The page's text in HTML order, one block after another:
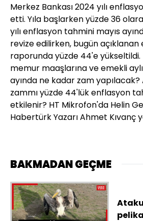
Merkez Bankası 2024 yılı
etti. Yıla başlarken yüzde 36
yılı enflasyon tahmini mayıs
revize edilirken, bugün
raporunda yüzde 44'e
memur maaşlarına ve emekli
ayında ne kadar zam
zammı yüzde 44'lük enflasyon
etkilenir? HT Mikrofon'da Helin
Habertürk Yazarı Ahmet Kıvanç
BAKMADAN GEÇME